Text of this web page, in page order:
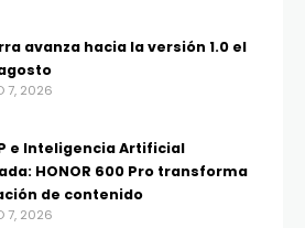
avanza hacia la versión 1.0 el
7, 2026
e Inteligencia Artificial
HONOR 600 Pro transforma
de contenido
7, 2026